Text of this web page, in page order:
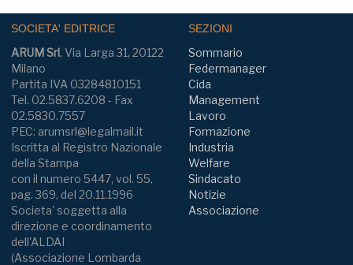
SOCIETA' EDITRICE
ARUM Srl, Via Larga 31, 20122
Milano
Partita IVA 03284810151
Tel. 02.5837.6208 - Fax
02.5830.7557
PEC: arumsrl@legalmail.it
Iscritta al Registro Nazionale
della Stampa
con il numero 5447, vol. 55,
pag. 369, del 20.11.1996
Societa' soggetta alla
direzione e coordinamento
dell'ALDAI
(Associazione Lombarda
SEZIONI
Sommario
Federmanager
Cida
Management
Lavoro
Formazione
Industria
Welfare
Sindacato
Notizie
Associazione